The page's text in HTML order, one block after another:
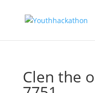
Clen the